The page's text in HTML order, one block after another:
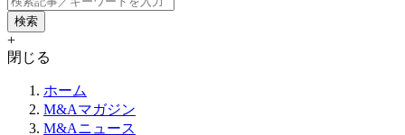
+
閉じる
ホーム
M&Aマガジン
M&Aニュース